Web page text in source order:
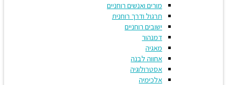
מורים ואנשים רוחניים
תרגול ודרך רוחנית
ישובים רוחניים
דמנהור
מאגיה
אחווה לבנה
אסטרולוגיה
אלכימיה